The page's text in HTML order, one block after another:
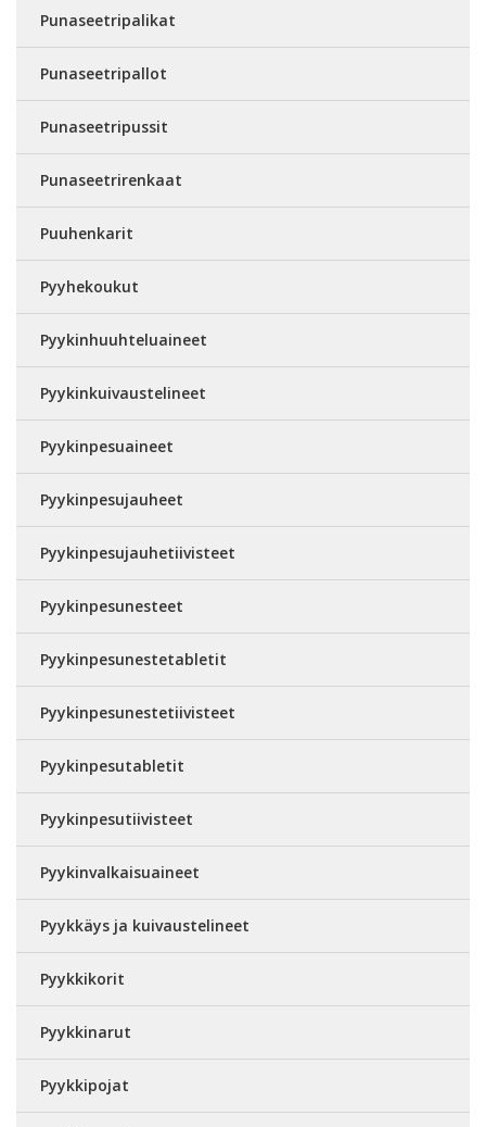
Punaseetripalikat
Punaseetripallot
Punaseetripussit
Punaseetrirenkaat
Puuhenkarit
Pyyhekoukut
Pyykinhuuhteluaineet
Pyykinkuivaustelineet
Pyykinpesuaineet
Pyykinpesujauheet
Pyykinpesujauhetiivisteet
Pyykinpesunesteet
Pyykinpesunestetabletit
Pyykinpesunestetiivisteet
Pyykinpesutabletit
Pyykinpesutiivisteet
Pyykinvalkaisuaineet
Pyykkäys ja kuivaustelineet
Pyykkikorit
Pyykkinarut
Pyykkipojat